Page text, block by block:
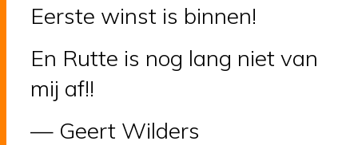
Eerste winst is binnen!
En Rutte is nog lang niet van
mij af!!
— Geert Wilders